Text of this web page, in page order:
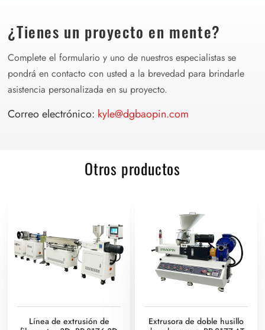
¿Tienes un proyecto en mente?
Complete el formulario y uno de nuestros especialistas se
pondrá en contacto con usted a la brevedad para brindarle
asistencia personalizada en su proyecto.
Correo electrónico: kyle@dgbaopin.com
Otros productos
Línea de extrusión de
Extrusora de doble husillo